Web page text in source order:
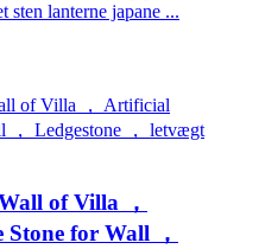
sten lanterne japane ...
of Villa ，
for Wall ，